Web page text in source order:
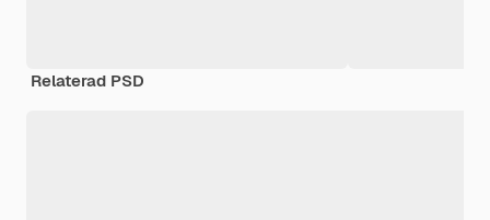
Relaterad PSD